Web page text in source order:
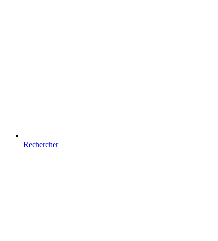
Rechercher